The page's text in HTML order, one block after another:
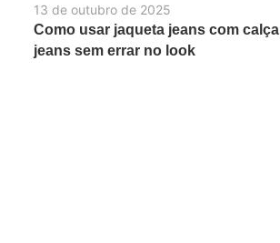
13 de outubro de 2025
Como usar jaqueta jeans com calça
jeans sem errar no look